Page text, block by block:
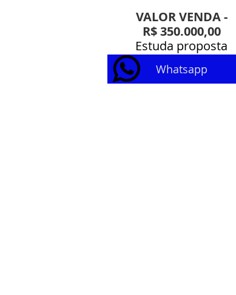
VALOR VENDA -
R$ 350.000,00
Estuda proposta
Whatsapp